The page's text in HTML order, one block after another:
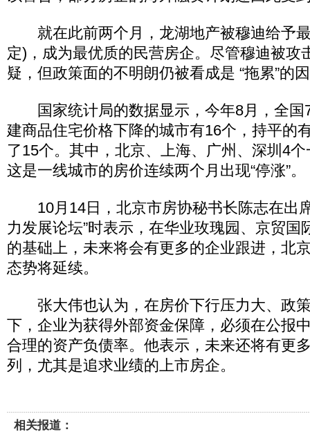
就在此前两个月，龙湖地产被穆迪给予
定)，成为最优质的民营房企。尽管穆迪被攻
疑，但政策面的不明朗仍被看成是 “拖累”的
国家统计局的数据显示，今年8月，全国
建商品住宅价格下降的城市有16个，持平的
了15个。其中，北京、上海、广州、深圳4
这是一线城市的房价连续两个月出现“停涨”。
10月14日，北京市房协秘书长陈志在出
力发展论坛”时表示，在华业玫瑰园、京贸国
的基础上，未来将会有更多的企业跟进，北
态势将延续。
张大伟也认为，在房价下行压力大、政
下，企业为获得外部资金保障，必须在公报
合理的资产负债率。他表示，未来还将有更
列，尤其是追求业绩的上市房企。
相关报道：